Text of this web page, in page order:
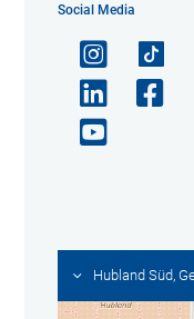
Social Media
Hubland Süd,